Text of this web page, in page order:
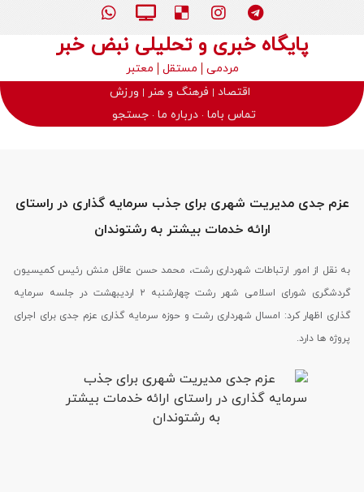
پایگاه خبری و تحلیلی نبض خبر
مردمی مستقل
معتبر
اقتصاد
فرهنگ و هنر
ورزش
تماس باما درباره ما جستجو
عزم جدی مدیریت شهری برای جذب سرمایه گذاری در راستای
ارائه خدمات بیشتر به رشتوندان
به نقل از امور ارتباطات شهرداری رشت، محمد حسن عاقل منش رئیس کمیسیون
گردشگری شورای اسلامی شهر رشت چهارشنبه ۲ اردیبهشت در جلسه سرمایه
گذاری اظهار کرد: امسال شهرداری رشت و حوزه سرمایه گذاری عزم جدی برای اجرای
پروژه ها دارد.